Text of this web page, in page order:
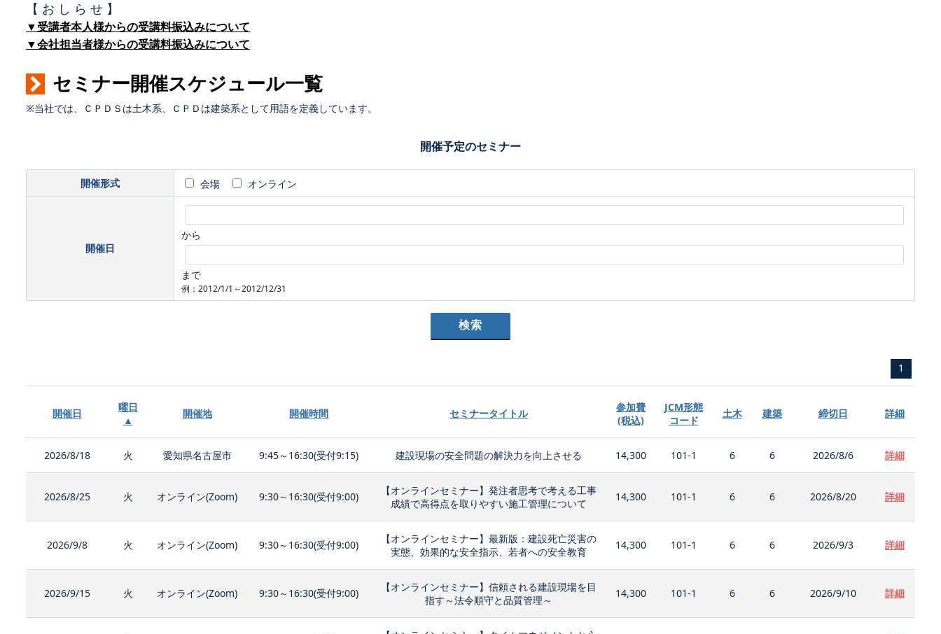
【 お し ら せ 】
▼受講者本人様からの受講料振込みについて
▼会社担当者様からの受講料振込みについて
セミナー開催スケジュール一覧
※当社では、ＣＰＤＳは土木系、ＣＰＤは建築系として用語を定義しています。
開催予定のセミナー
開催形式 会場 オンライン
開催日
から
まで
例：2012/1/1～2012/12/31
1
開催日
曜日
▲
開催地 開催時間 セミナータイトル
参加費
(税込)
JCM形態
コード
土木 建築 締切日 詳細
2026/8/18 火 愛知県名古屋市 9:45～16:30(受付9:15) 建設現場の安全問題の解決力を向上させる 14,300 101-1 6 6 2026/8/6 詳細
2026/8/25 火 オンライン(Zoom) 9:30～16:30(受付9:00)
【オンラインセミナー】発注者思考で考える工事
成績で高得点を取りやすい施工管理について
14,300 101-1 6 6 2026/8/20 詳細
2026/9/8 火 オンライン(Zoom) 9:30～16:30(受付9:00)
【オンラインセミナー】最新版：建設死亡災害の
実態、効果的な安全指示、若者への安全教育
14,300 101-1 6 6 2026/9/3 詳細
2026/9/15 火 オンライン(Zoom) 9:30～16:30(受付9:00)
【オンラインセミナー】信頼される建設現場を目
指す～法令順守と品質管理～
14,300 101-1 6 6 2026/9/10 詳細